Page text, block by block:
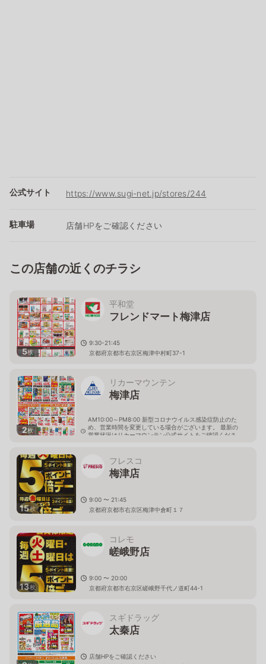
公式サイト https://www.sugi-net.jp/stores/244
駐車場 店舗HPをご確認ください
この店舗の近くのチラシ
5枚
平和堂
フレンドマート梅津店
9:30-21:45
京都府京都市右京区梅津中村町37-1
2枚
リカーマウンテン
梅津店
AM10:00～PM8:00 新型コロナウイルス感染症防止のた
め、営業時間を変更している場合がございます。 最新の
営業状況はリカーマウンテン公式サイトをご確認くださ
15枚
フレスコ
梅津店
9:00 〜 21:45
京都府京都市右京区梅津中倉町１７
13枚
コレモ
嵯峨野店
9:00 〜 20:00
京都府京都市右京区嵯峨野千代ノ道町44-1
スギドラッグ
太秦店
店舗HPをご確認ください